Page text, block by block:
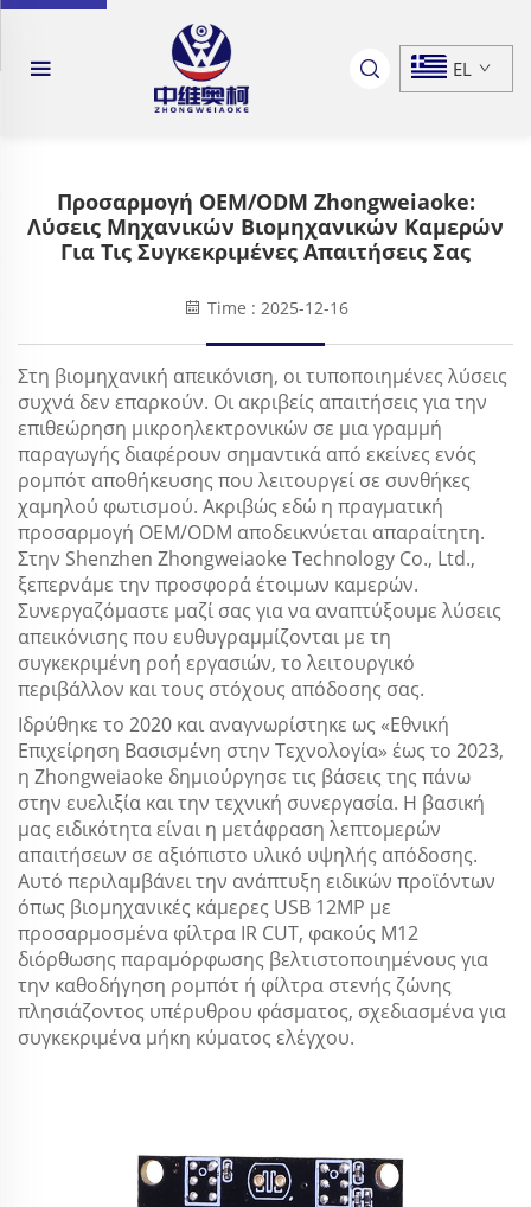
EL
Προσαρμογή OEM/ODM Zhongweiaoke:
Λύσεις Μηχανικών Βιομηχανικών Καμερών
Για Τις Συγκεκριμένες Απαιτήσεις Σας
Time : 2025-12-16
Στη βιομηχανική απεικόνιση, οι τυποποιημένες λύσεις
συχνά δεν επαρκούν. Οι ακριβείς απαιτήσεις για την
επιθεώρηση μικροηλεκτρονικών σε μια γραμμή
παραγωγής διαφέρουν σημαντικά από εκείνες ενός
ρομπότ αποθήκευσης που λειτουργεί σε συνθήκες
χαμηλού φωτισμού. Ακριβώς εδώ η πραγματική
προσαρμογή OEM/ODM αποδεικνύεται απαραίτητη.
Στην Shenzhen Zhongweiaoke Technology Co., Ltd.,
ξεπερνάμε την προσφορά έτοιμων καμερών.
Συνεργαζόμαστε μαζί σας για να αναπτύξουμε λύσεις
απεικόνισης που ευθυγραμμίζονται με τη
συγκεκριμένη ροή εργασιών, το λειτουργικό
περιβάλλον και τους στόχους απόδοσης σας.
Ιδρύθηκε το 2020 και αναγνωρίστηκε ως «Εθνική
Επιχείρηση Βασισμένη στην Τεχνολογία» έως το 2023,
η Zhongweiaoke δημιούργησε τις βάσεις της πάνω
στην ευελιξία και την τεχνική συνεργασία. Η βασική
μας ειδικότητα είναι η μετάφραση λεπτομερών
απαιτήσεων σε αξιόπιστο υλικό υψηλής απόδοσης.
Αυτό περιλαμβάνει την ανάπτυξη ειδικών προϊόντων
όπως βιομηχανικές κάμερες USB 12MP με
προσαρμοσμένα φίλτρα IR CUT, φακούς M12
διόρθωσης παραμόρφωσης βελτιστοποιημένους για
την καθοδήγηση ρομπότ ή φίλτρα στενής ζώνης
πλησιάζοντος υπέρυθρου φάσματος, σχεδιασμένα για
συγκεκριμένα μήκη κύματος ελέγχου.